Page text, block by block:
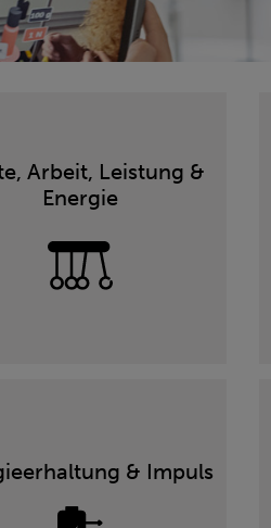
Arbeit, Leistung &
Energie
& Impuls